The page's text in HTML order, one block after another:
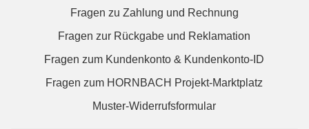
Fragen zu Zahlung und Rechnung
Fragen zur Rückgabe und Reklamation
Fragen zum Kundenkonto & Kundenkonto-ID
Fragen zum HORNBACH Projekt-Marktplatz
Muster-Widerrufsformular